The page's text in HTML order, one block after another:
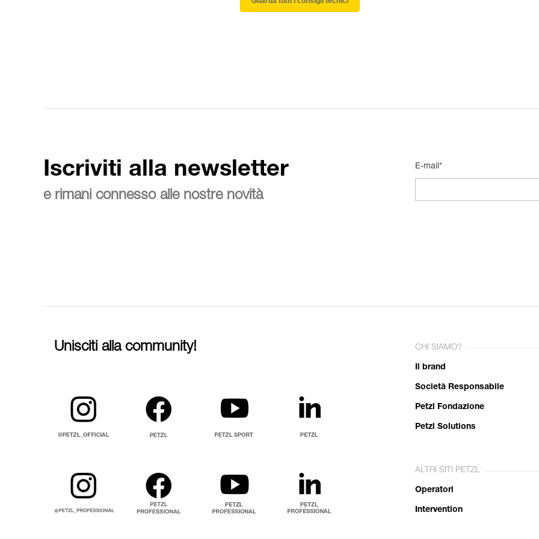
Iscriviti alla newsletter
e rimani connesso alle nostre novità
E-mail*
Unisciti alla community! CHI SIAMO?
Il brand
Società Responsabile
Petzl Fondazione
Petzl Solutions
ALTRI SITI PETZL
Operatori
Intervention